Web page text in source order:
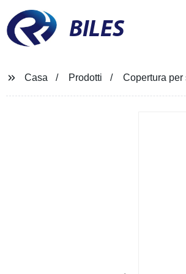
BILES
Casa Prodotti Copertura